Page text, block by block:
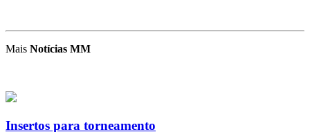
Mais Notícias MM
Insertos para torneamento